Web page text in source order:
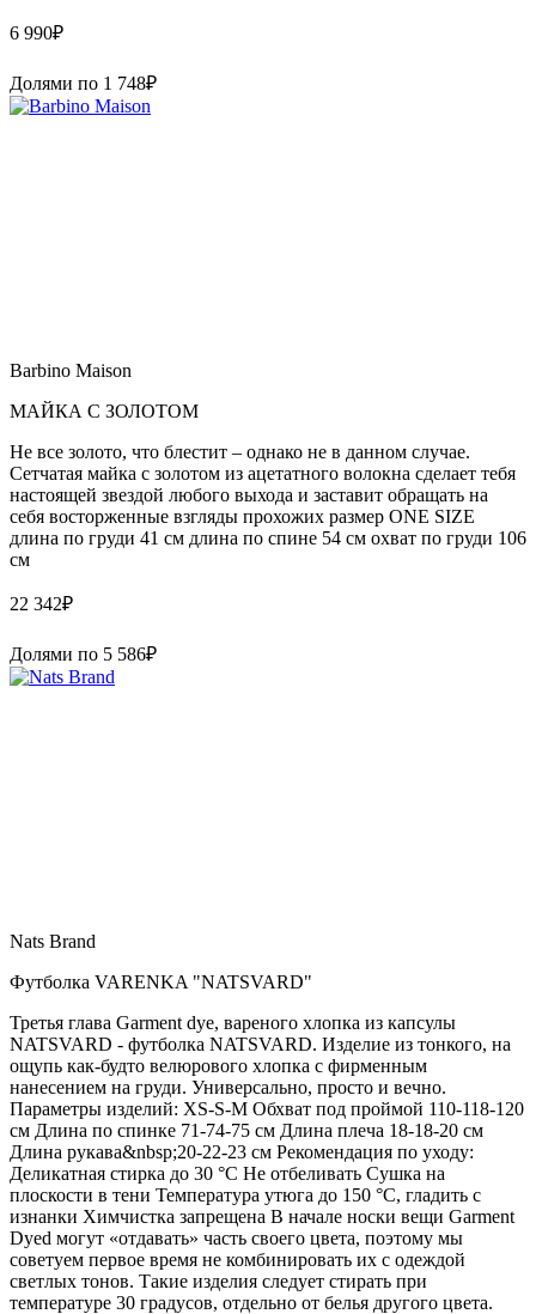
6 990₽
Долями по 1 748₽
Barbino Maison
МАЙКА С ЗОЛОТОМ
Не все золото, что блестит – однако не в данном случае.
Сетчатая майка с золотом из ацетатного волокна сделает тебя
настоящей звездой любого выхода и заставит обращать на
себя восторженные взгляды прохожих размер ONE SIZE
длина по груди 41 см длина по спине 54 см охват по груди 106
см
22 342₽
Долями по 5 586₽
Nats Brand
Футболка VARENKA "NATSVARD"
Третья глава Garment dye, вареного хлопка из капсулы
NATSVARD - футболка NATSVARD. Изделие из тонкого, на
ощупь как-будто велюрового хлопка с фирменным
нанесением на груди. Универсально, просто и вечно.
Параметры изделий: XS-S-M Обхват под проймой 110-118-120
см Длина по спинке 71-74-75 см Длина плеча 18-18-20 см
Длина рукава&nbsp;20-22-23 см Рекомендация по уходу:
Деликатная стирка до 30 °C Не отбеливать Сушка на
плоскости в тени Температура утюга до 150 °C, гладить с
изнанки Химчистка запрещена В начале носки вещи Garment
Dyed могут «отдавать» часть своего цвета, поэтому мы
советуем первое время не комбинировать их с одеждой
светлых тонов. Такие изделия следует стирать при
температуре 30 градусов, отдельно от белья другого цвета.